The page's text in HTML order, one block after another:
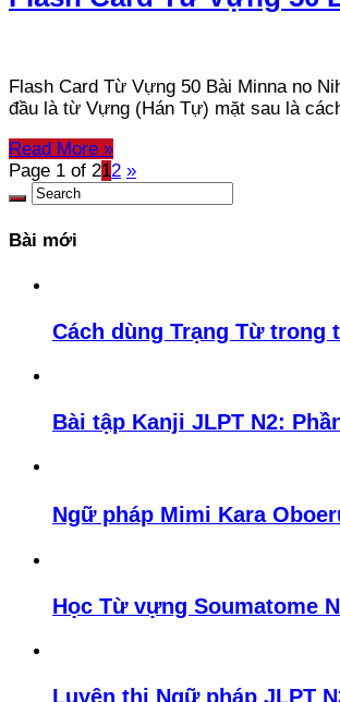
Flash Card Từ Vựng 50 Bài Minna no
đầu là từ Vựng (Hán Tự) mặt sau là
Read More »
Page 1 of 212 »
Bài mới
Cách dùng Trạng Từ trong
Bài tập Kanji JLPT N2:
Ngữ pháp Mimi Kara
Học Từ vựng Soumatome
Luyện thi Ngữ pháp JLPT